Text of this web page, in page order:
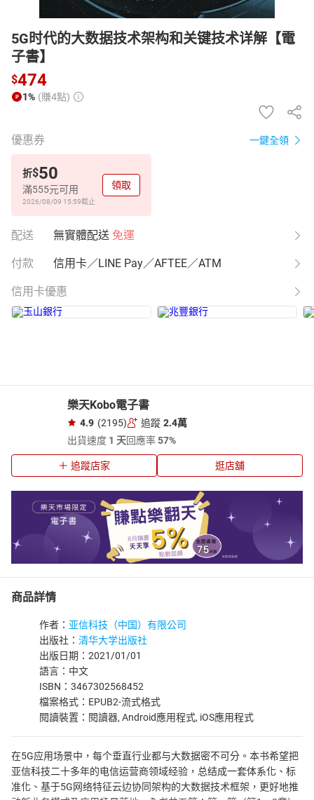
5G时代的大数据技术架构和关键技术详解【電
子書】
$474
1% (賺4點)
優惠券 一鍵全領
折$50
滿555元可用
2026/08/09 15:59截止
領取
配送 無實體配送 免運
付款 信用卡／LINE Pay／AFTEE／ATM
信用卡優惠
樂天Kobo電子書
4.9 (2195) 追蹤 2.4萬
出貨速度 1 天回應率57%
追蹤店家 逛店舖
商品詳情
作者： 亚信科技（中国）有限公司
出版社： 清华大学出版社
出版日期：2021/01/01
語言：中文
ISBN：3467302568452
檔案格式：EPUB2-流式格式
閱讀裝置：閱讀器, Android應用程式, iOS應用程式
在5G应用场景中，每个垂直行业都与大数据密不可分。本书希望把
亚信科技二十多年的电信运营商领域经验，总结成一套体系化、标
准化、基于5G网络特征云边协同架构的大数据技术框架，更好地推